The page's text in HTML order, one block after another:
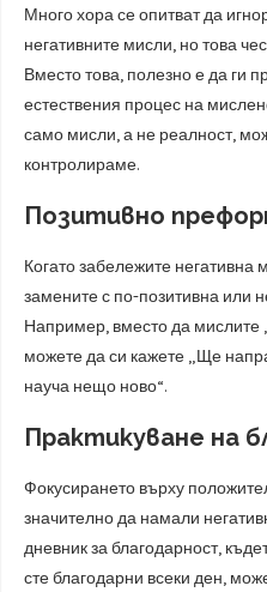
Много хора се опитват да
негативните мисли, но това
Вместо това, полезно е да ги
естествения процес на
само мисли, а не реалност,
контролираме.
Позитивно
Когато забележите негативна
замените с по-позитивна или
Например, вместо да мислите
можете да си кажете „Ще
науча нещо ново“.
Практикуване на
Фокусирането върху
значително да намали
дневник за благодарност,
сте благодарни всеки ден,